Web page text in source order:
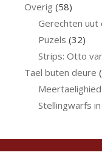
Overig (58)
Gerechten uut
Puzels (32)
Strips: Otto
Tael buten deure
Meertaelighied
Stellingwarfs